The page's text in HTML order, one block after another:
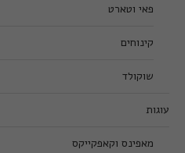
פאי וטארט
קינוחים
שוקולד
עוגות
מאפינס וקאפקייקס